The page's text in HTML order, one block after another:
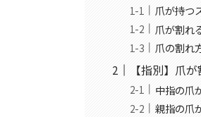
爪が持つ
爪が割れ
爪の割れ
【指別】爪
中指の爪
親指の爪